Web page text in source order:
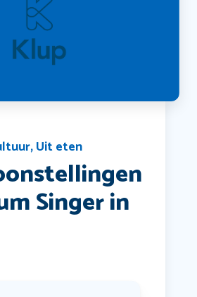
,Uit eten
Singer in